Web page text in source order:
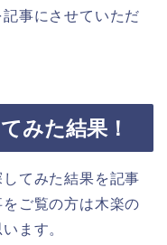
事にさせていただ
みた結果！
てみた結果を記事
ご覧の方は木楽の
ます。